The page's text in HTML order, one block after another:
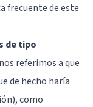
frecuente de este
de tipo
referimos a que
de hecho haría
como